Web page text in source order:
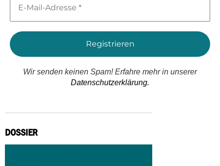
Mail-
*
Wir senden keinen Spam! Erfahre mehr in unserer
Datenschutzerklärung.
DOSSIER